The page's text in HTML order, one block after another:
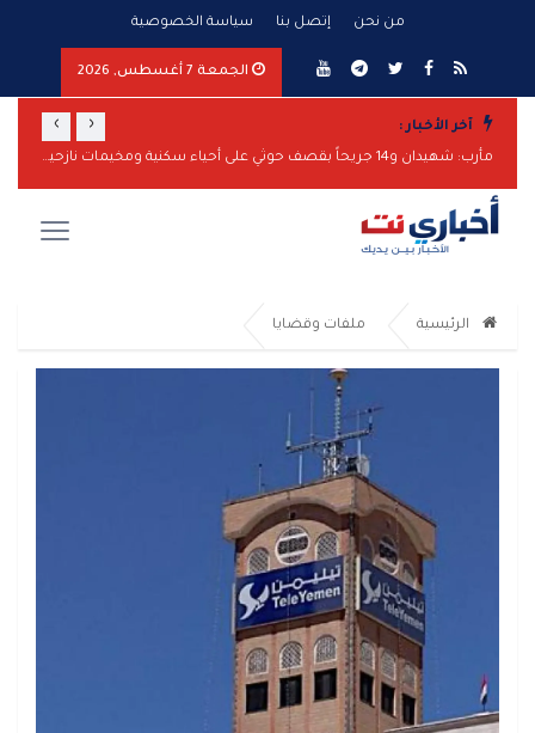
من نحن إتصل بنا سياسة الخصوصية
الجمعة 7 أغسطس, 2026
آخر الأخبار :
مليشيا الحوثي تدمر حصن «المعلا» الأثري في البيضاء
‹
›
الرئيسية ملفات وقضايا